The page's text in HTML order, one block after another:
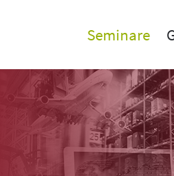
Seminare
GDP Seminare
Alle
Online
Aufzeichnungen